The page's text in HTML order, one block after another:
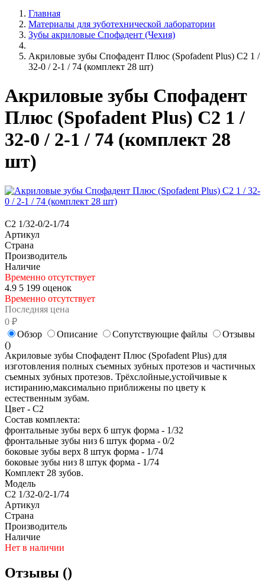
Главная
Материалы для зуботехнической лаборатории
Зубы акриловые Спофадент (Чехия)
Акриловые зубы Спофадент Плюс (Spofadent Plus) C2 1 /
32-0 / 2-1 / 74 (комплект 28 шт)
Акриловые зубы Спофадент
Плюс (Spofadent Plus) C2 1 /
32-0 / 2-1 / 74 (комплект 28
шт)
C2 1/32-0/2-1/74
Артикул
Страна
Производитель
Наличие
Временно отсутствует
4.9 5 199 оценок
Временно отсутствует
Последняя цена
0 ₽
Обзор
Описание Сопутствующие файлы
Отзывы
()
Акриловые зубы Спофадент Плюс (Spofadent Plus) для
изготовления полных съемных зубных протезов и частичных
съемных зубных протезов. Трёхслойные,устойчивые к
истиранию,максимально приближены по цвету к
естественным зубам.
Цвет - C2
Состав комплекта:
фронтальные зубы верх 6 штук форма - 1/32
фронтальные зубы низ 6 штук форма - 0/2
боковые зубы верх 8 штук форма - 1/74
боковые зубы низ 8 штук форма - 1/74
Комплект 28 зубов.
Модель
C2 1/32-0/2-1/74
Артикул
Страна
Производитель
Наличие
Нет в наличии
Отзывы ()